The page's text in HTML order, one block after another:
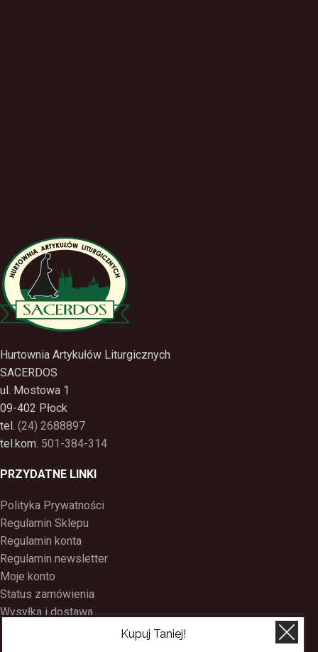
Hurtownia Artykułów Liturgicznych
SACERDOS
ul. Mostowa 1
09-402 Płock
tel. (24) 2688897
tel.kom. 501-384-314
PRZYDATNE LINKI
Polityka Prywatności
Regulamin Sklepu
Regulamin konta
Regulamin newsletter
Moje konto
Status zamówienia
Wysyłka i dostawa
Kupuj Taniej!